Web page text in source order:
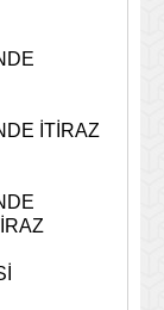
İTİRAZ